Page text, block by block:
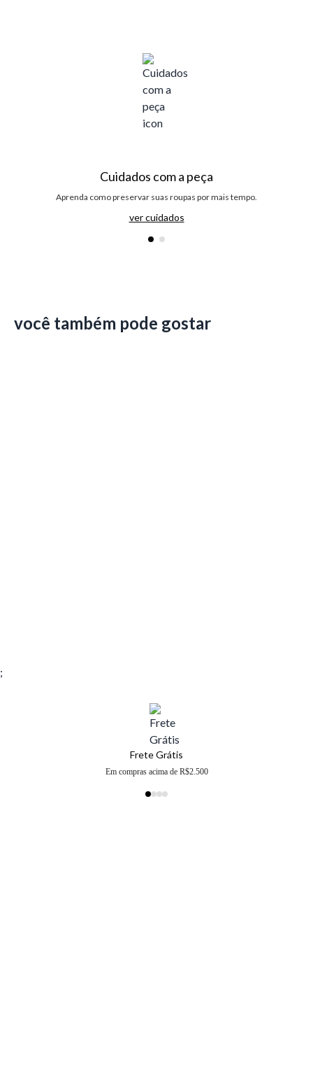
Cuidados com a peça
Aprenda como preservar suas roupas por mais tempo.
ver cuidados
você também pode gostar
;
Frete Grátis
Em compras acima de R$2.500